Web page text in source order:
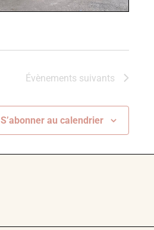
Évènements suivants
S’abonner au calendrier